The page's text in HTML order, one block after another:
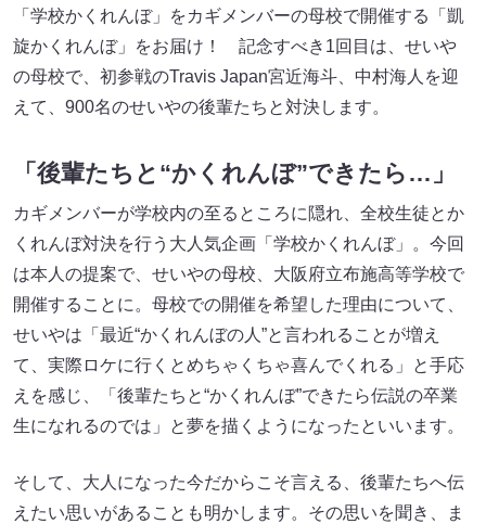
「学校かくれんぼ」をカギメンバーの母校で開催する「凱
旋かくれんぼ」をお届け！ 記念すべき1回目は、せいや
の母校で、初参戦のTravis Japan宮近海斗、中村海人を迎
えて、900名のせいやの後輩たちと対決します。
「後輩たちと“かくれんぼ”できたら…」
カギメンバーが学校内の至るところに隠れ、全校生徒とか
くれんぼ対決を行う大人気企画「学校かくれんぼ」。今回
は本人の提案で、せいやの母校、大阪府立布施高等学校で
開催することに。母校での開催を希望した理由について、
せいやは「最近“かくれんぼの人”と言われることが増え
て、実際ロケに行くとめちゃくちゃ喜んでくれる」と手応
えを感じ、「後輩たちと“かくれんぼ”できたら伝説の卒業
生になれるのでは」と夢を描くようになったといいます。
そして、大人になった今だからこそ言える、後輩たちへ伝
えたい思いがあることも明かします。その思いを聞き、ま